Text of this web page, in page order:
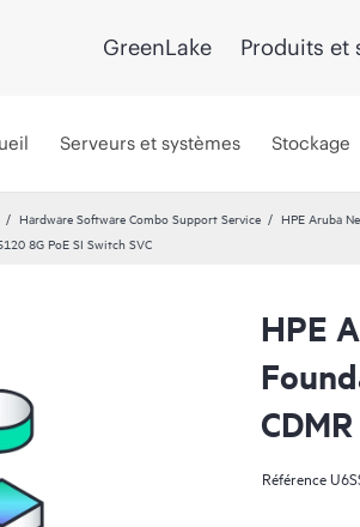
GreenLake Produits et
Serveurs et systèmes Stockage
Hardware Software Combo Support Service
HPE Aruba
8G PoE SI Switch SVC
HPE
Référence